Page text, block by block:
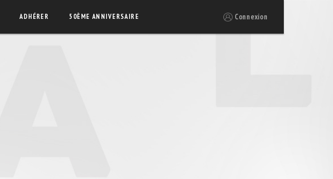
ADHÉRER 50ÈME ANNIVERSAIRE Connexion